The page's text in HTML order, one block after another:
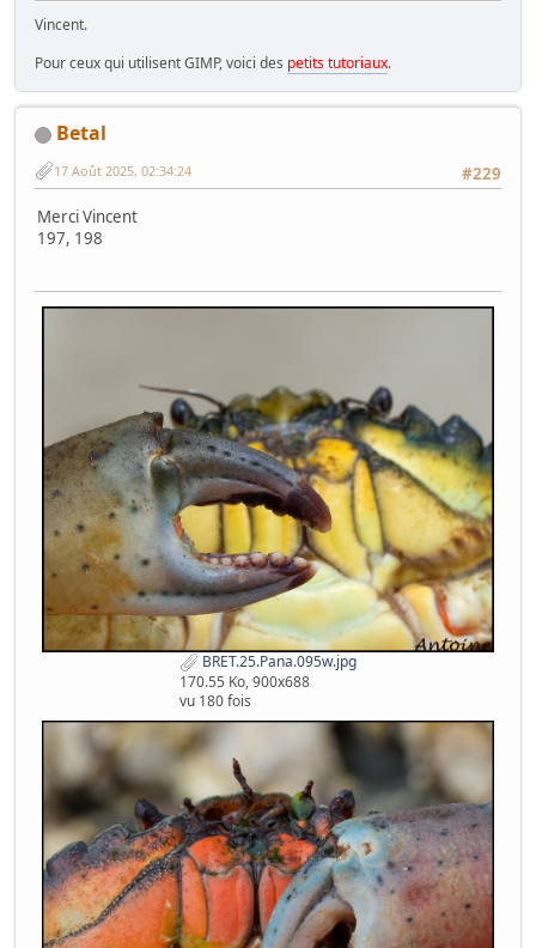
Vincent.
Pour ceux qui utilisent GIMP, voici des petits tutoriaux.
Betal
#229
17 Août 2025, 02:34:24
Merci Vincent
197, 198
BRET.25.Pana.095w.jpg
170.55 Ko, 900x688
vu 180 fois